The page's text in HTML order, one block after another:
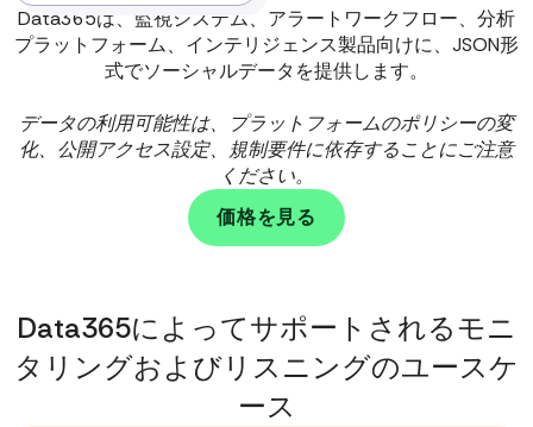
To discover all types of data
we provide, book the call
with our team
Data365は、監視システム、アラートワークフロー、分析
プラットフォーム、インテリジェンス製品向けに、JSON形
式でソーシャルデータを提供します。
データの利用可能性は、プラットフォームのポリシーの変
化、公開アクセス設定、規制要件に依存することにご注意
ください。
価格を見る
Data365によってサポートされるモニ
タリングおよびリスニングのユースケ
ース